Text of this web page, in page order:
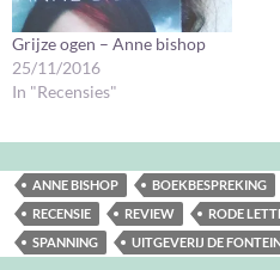
Grijze ogen – Anne bishop
25/11/2016
In "Recensies"
ANNE BISHOP BOEKBESPREKING
RECENSIE
REVIEW RODE
SPANNING
UITGEVERIJ DE